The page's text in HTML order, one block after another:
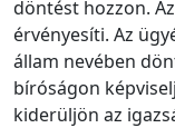
döntést hozzon.
érvényesíti. Az
állam nevében
bíróságon
kiderüljön az